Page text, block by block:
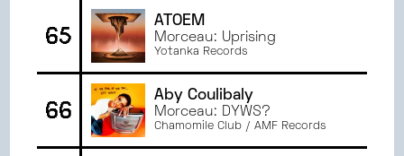
65
ATOEM
Morceau: Uprising
Yotanka Records
66
Aby Coulibaly
Morceau: DYWS?
Chamomile Club / AMF Records